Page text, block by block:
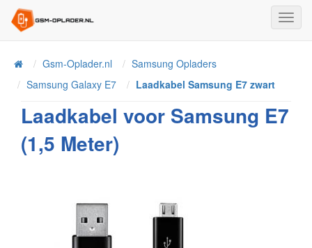
HomeGsm-Oplader.nl
Samsung Opladers
Samsung Galaxy E7
Laadkabel Samsung E7 zwart
Laadkabel voor Samsung E7
(1,5 Meter)